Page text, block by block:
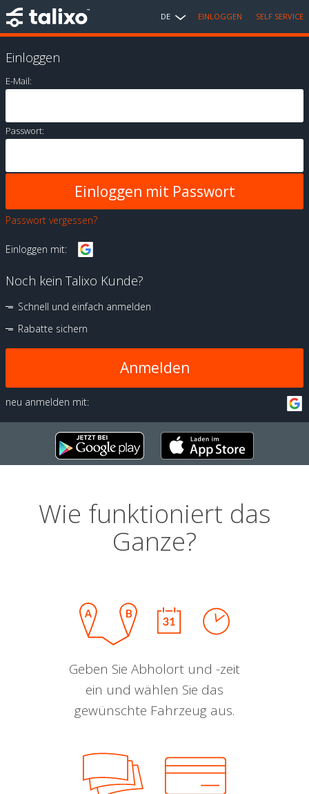
DE EINLOGGEN SELF SERVICE
Einloggen
E-Mail:
Passwort:
Passwort vergessen?
Einloggen mit:
Noch kein Talixo Kunde?
Schnell und einfach anmelden
Rabatte sichern
Anmelden
neu anmelden mit:
Wie funktioniert das
Ganze?
Geben Sie Abholort und -zeit
ein und wählen Sie das
gewünschte Fahrzeug aus.